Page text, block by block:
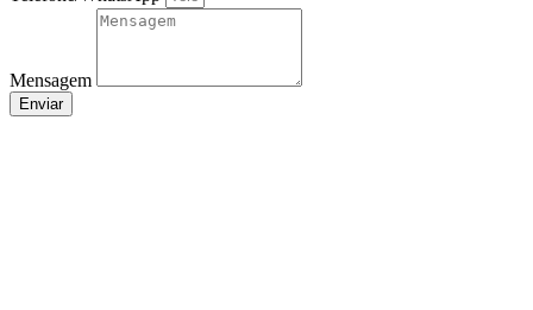
Mensagem
Enviar